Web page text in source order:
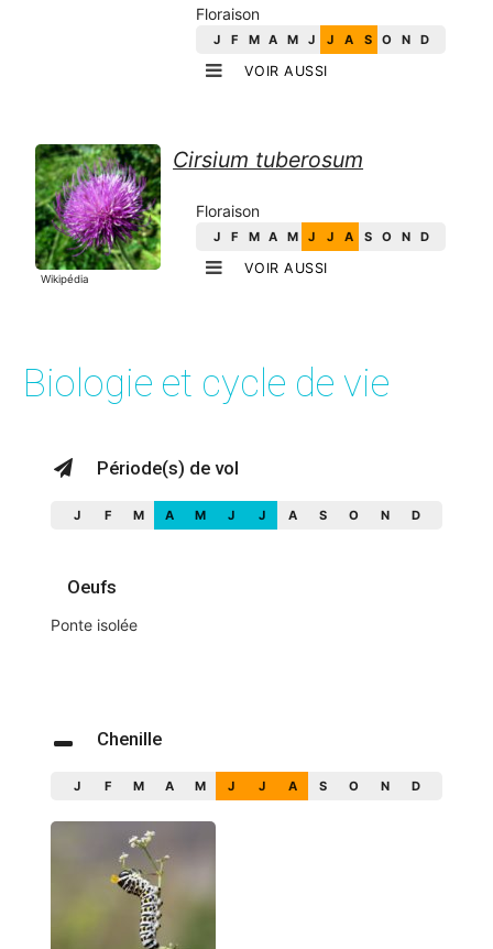
Floraison
J F M A M J J A S O N D
VOIR AUSSI
Wikipédia
Cirsium tuberosum
Floraison
J F M A M J J A S O N D
VOIR AUSSI
Biologie et cycle de vie
Période(s) de vol
J F M A M J J A S O N D
Oeufs
Ponte isolée
Chenille
J F M A M J J A S O N D